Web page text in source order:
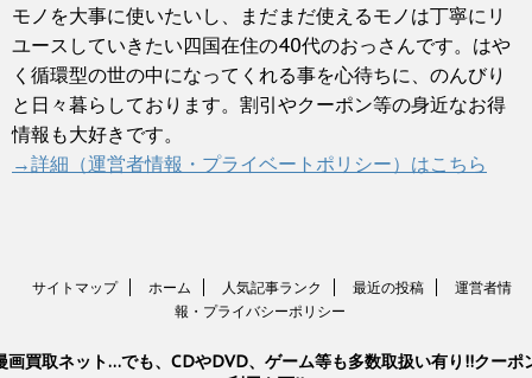
モノを大事に使いたいし、まだまだ使えるモノは丁寧にリ
ユースしていきたい四国在住の40代のおっさんです。はや
く循環型の世の中になってくれる事を心待ちに、のんびり
と日々暮らしております。割引やクーポン等の身近なお得
情報も大好きです。
→詳細（運営者情報・プライベートポリシー）はこちら
サイトマップ ホーム 人気記事ランク 最近の投稿
運営者情
報・プライバシーポリシー
画買取ネット…でも、CDやDVD、ゲーム等も多数取扱い有り!!クーポ